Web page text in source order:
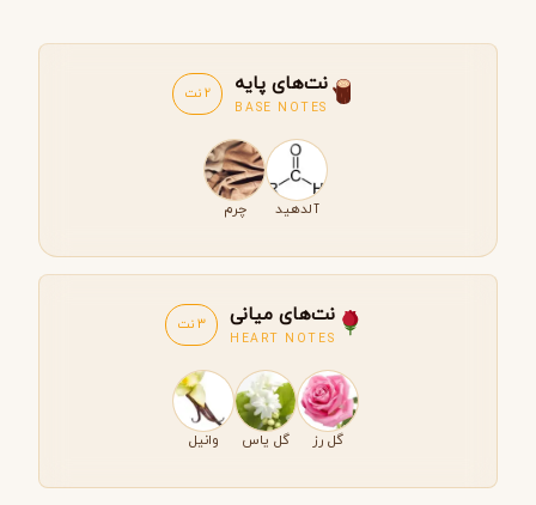
نت‌های پایه
BASE NOTES
2 نت
آلدهید چرم
نت‌های میانی
HEART NOTES
3 نت
گل رز گل یاس وانیل